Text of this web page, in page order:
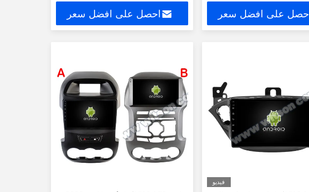
احصل على افضل سعر احصل على افضل سعر
فيديو